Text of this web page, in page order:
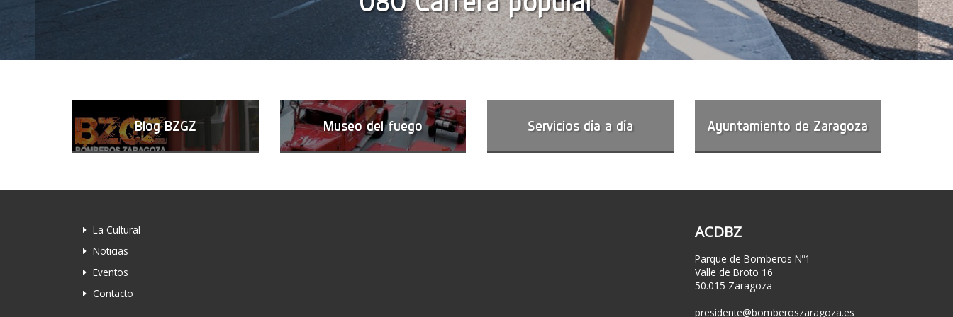
Blog BZGZ Museo del fuego Servicios día a día Ayuntamiento de Zaragoza
La Cultural
Noticias
Eventos
Contacto
ACDBZ
Parque de Bomberos Nº1
Valle de Broto 16
50.015 Zaragoza
presidente@bomberoszaragoza.es